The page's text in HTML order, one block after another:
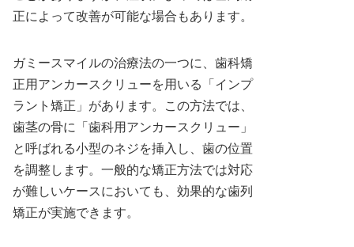
正によって改善が可能な場合もあります。
ガミースマイルの治療法の一つに、歯科矯
正用アンカースクリューを用いる「インプ
ラント矯正」があります。この方法では、
歯茎の骨に「歯科用アンカースクリュー」
と呼ばれる小型のネジを挿入し、歯の位置
を調整します。一般的な矯正方法では対応
が難しいケースにおいても、効果的な歯列
矯正が実施できます。